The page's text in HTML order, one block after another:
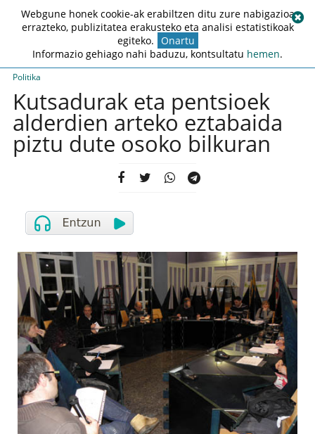
Politika
Kutsadurak eta pentsioek
alderdien arteko eztabaida
piztu dute osoko bilkuran
Webgune honek cookie-ak erabiltzen ditu zure nabigazioa
errazteko, publizitatea erakusteko eta analisi estatistikoak
egiteko. Onartu
Informazio gehiago nahi baduzu, kontsultatu hemen.